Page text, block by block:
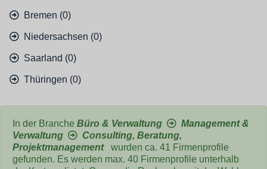
Bremen (0)
Niedersachsen (0)
Saarland (0)
Thüringen (0)
In der Branche Büro & Verwaltung
Management &
Verwaltung
Consulting, Beratung,
Projektmanagementwurden ca. 41 Firmenprofile
gefunden. Es werden max. 40 Firmenprofile unterhalb